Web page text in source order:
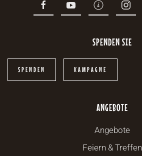
SPENDEN SIE
SPENDEN KAMPAGNE
ANGEBOTE
Angebote
Feiern & Treffen